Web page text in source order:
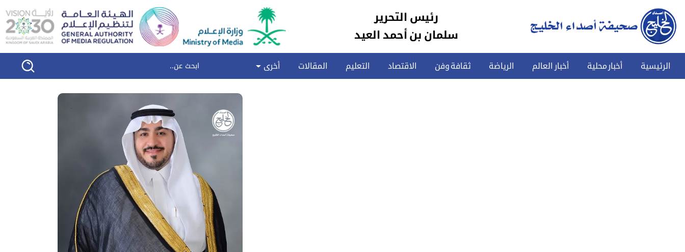
رئيس التحرير
سلمان بن أحمد العيد
الرئيسية أخبار محلية أخبار العالم الرياضة ثقافة وفن الاقتصاد التعليم المقالات أخرى